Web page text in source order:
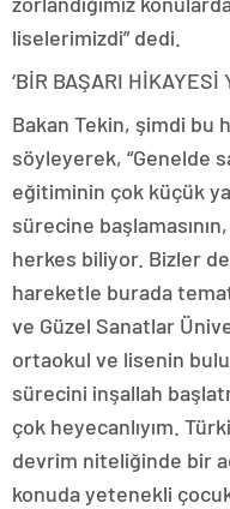
liselerimizdi” dedi.
‘BİR BAŞARI HİKAYESİ
Bakan Tekin, şimdi bu
söyleyerek, “Genelde
eğitiminin çok küçük
sürecine
herkes biliyor. Bizler
hareketle burada
ve Güzel Sanatlar
ortaokul ve lisenin
sürecini inşallah
çok heyecanlıyım.
devrim niteliğinde bir
konuda yetenekli